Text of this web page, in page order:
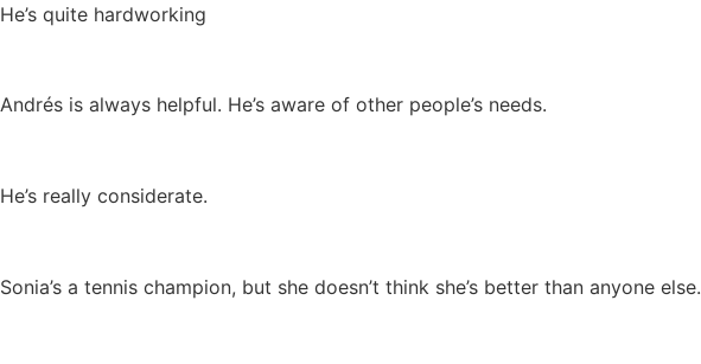
He’s quite hardworking
Andrés is always helpful. He’s aware of other people’s needs.
He’s really considerate.
Sonia’s a tennis champion, but she doesn’t think she’s better than anyone else.